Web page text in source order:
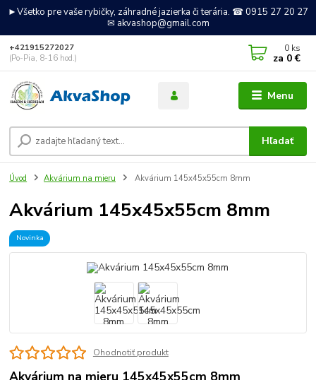
►Všetko pre vaše rybičky, záhradné jazierka či terária. ☎ 0915 27 20 27
✉ akvashop@gmail.com
Menu
Hľadať
+421915272027
(Po-Pia, 8-16 hod.)
0 ks
za 0 €
Úvod Akvárium na mieru Akvárium 145x45x55cm 8mm
Akvárium 145x45x55cm 8mm
Novinka
Ohodnotiť produkt